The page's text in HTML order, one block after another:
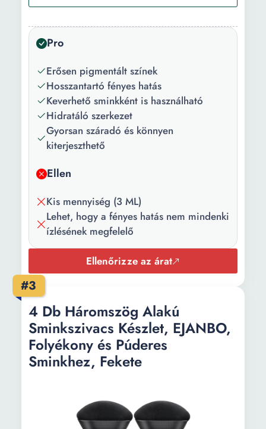
Megjelenés:
Fémes
Szín:
Sokszínű
Pro
Erősen pigmentált színek
Hosszantartó fényes hatás
Keverhető sminkként is használható
Hidratáló szerkezet
Gyorsan száradó és könnyen
kiterjeszthető
Ellen
Kis mennyiség (3 ML)
Lehet, hogy a fényes hatás nem mindenki
ízlésének megfelelő
Ellenőrizze az árat
#3
4 Db Háromszög Alakú
Sminkszivacs Készlet, EJANBO,
Folyékony és Púderes
Sminkhez, Fekete